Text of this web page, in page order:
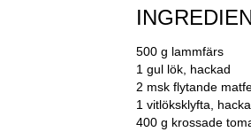
500 g lammfärs
1 gul lök, hackad
2 msk flytande
1 vitlöksklyfta,
400 g krossade